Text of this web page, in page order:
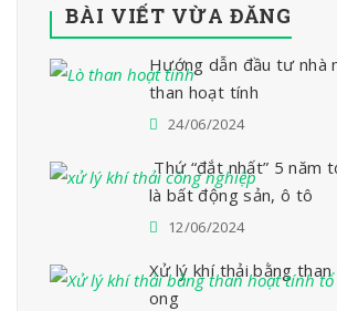
BÀI VIẾT VỪA ĐĂNG
Hướng dẫn đầu tư nhà
than hoạt tính
24/06/2024
Thứ “đắt nhất” 5 năm
là bất động sản, ô tô
12/06/2024
Xử lý khí thải bằng
ong